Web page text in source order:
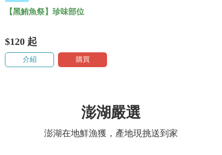
【黑鮪魚祭】珍味部位
$120 起
介紹 購買
澎湖嚴選
澎湖在地鮮漁獲，產地現挑送到家